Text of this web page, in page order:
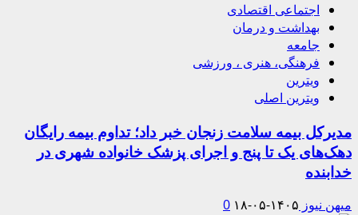
اجتماعی اقتصادی
بهداشت و درمان
جامعه
فرهنگی، هنری ، ورزشی
ویترین
ویترین اصلی
مدیرکل بیمه سلامت زنجان خبر داد؛ تداوم بیمه رایگان
دهک‌های یک تا پنج و اجرای پزشک خانواده شهری در
خدابنده
میهن نیوز ۱۴۰۵-۰۵-۱۸ 0